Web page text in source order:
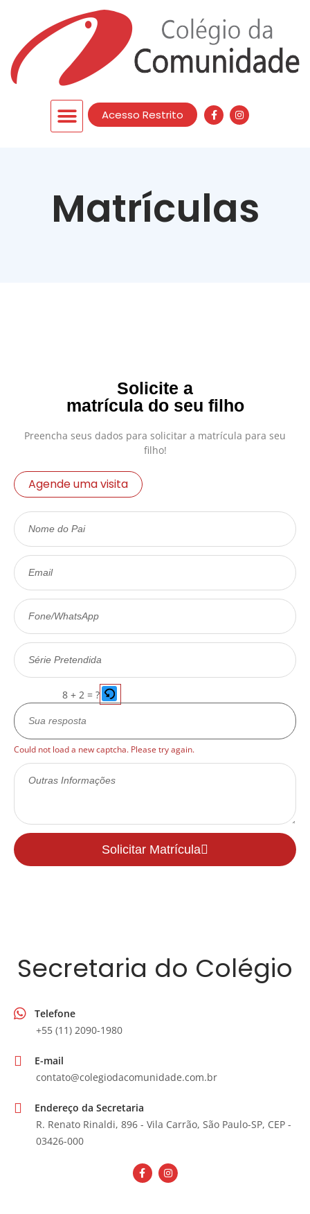
Acesso Restrito
Matrículas
Solicite a
matrícula do seu filho
Preencha seus dados para solicitar a matrícula para seu
filho!
Agende uma visita
8 + 2 = ?
Could not load a new captcha. Please try again.
Solicitar Matrícula
Secretaria do Colégio
Telefone
+55 (11) 2090-1980
E-mail
contato@colegiodacomunidade.com.br
Endereço da Secretaria
R. Renato Rinaldi, 896 - Vila Carrão, São Paulo-SP, CEP -
03426-000